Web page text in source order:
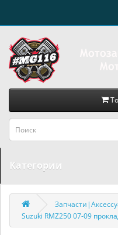
Категории
Suzuki RMZ250 07-09